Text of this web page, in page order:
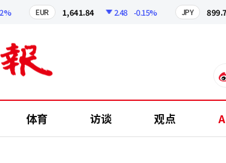
EUR 1,641.84 2.48 -0.15% JPY 899.76
体育 访谈 观点